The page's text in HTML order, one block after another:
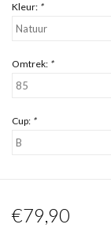
Kleur: *
Omtrek: *
Cup: *
€79,90